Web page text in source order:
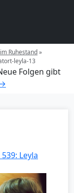
Ruhestand»
leyla-13
Folgen gibt
Leyla